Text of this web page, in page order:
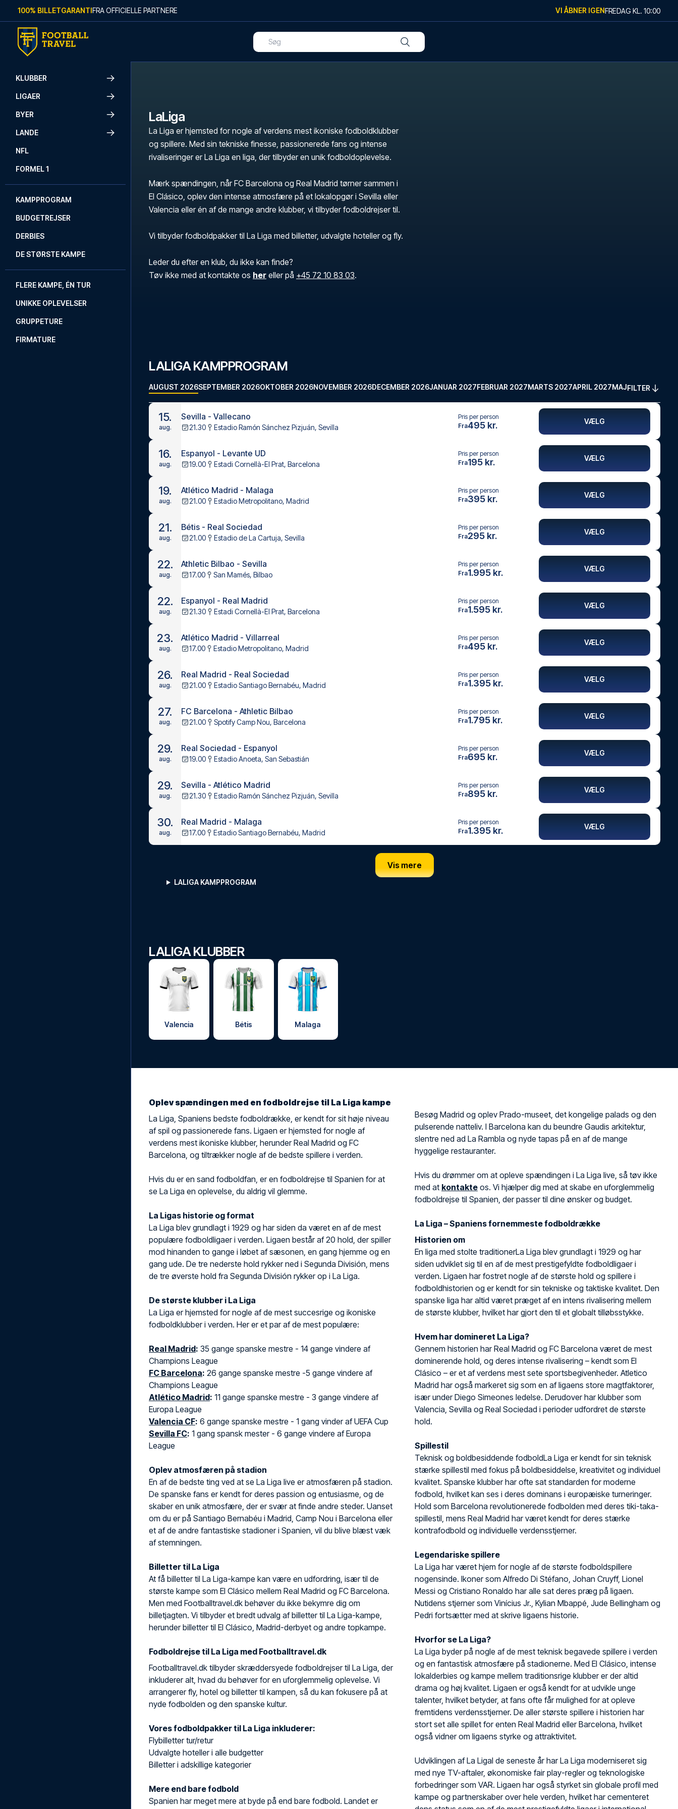
Skip to content
100% BILLETGARANTIFRA OFFICIELLE PARTNERE VI ÅBNER IGENFREDAG KL. 10:00
KLUBBER
LIGAER
BYER
LANDE
NFL
FORMEL 1
KAMPPROGRAM
BUDGETREJSER
DERBIES
DE STØRSTE KAMPE
FLERE KAMPE, ÉN TUR
UNIKKE OPLEVELSER
GRUPPETURE
FIRMATURE
LaLiga
La Liga er hjemsted for nogle af verdens mest ikoniske fodboldklubber
og spillere. Med sin tekniske finesse, passionerede fans og intense
rivaliseringer er La Liga en liga, der tilbyder en unik fodboldoplevelse.
Mærk spændingen, når FC Barcelona og Real Madrid tørner sammen i
El Clásico, oplev den intense atmosfære på et lokalopgør i Sevilla eller
Valencia eller én af de mange andre klubber, vi tilbyder fodboldrejser til.
Vi tilbyder fodboldpakker til La Liga med billetter, udvalgte hoteller og fly.
Leder du efter en klub, du ikke kan finde?
Tøv ikke med at kontakte os her eller på +45 72 10 83 03.
LALIGA KAMPPROGRAM
AUGUST 2026SEPTEMBER 2026OKTOBER 2026NOVEMBER 2026DECEMBER 2026JANUAR 2027FEBRUAR 2027MARTS 2027APRIL 2027MAJ 2027
FILTER
15.
aug.
Sevilla - Vallecano
21.30 Estadio Ramón Sánchez Pizjuán, Sevilla
Pris per person
Fra495 kr. VÆLG
16.
aug.
Espanyol - Levante UD
19.00 Estadi Cornellà-El Prat, Barcelona
Pris per person
Fra195 kr. VÆLG
19.
aug.
Atlético Madrid - Malaga
21.00 Estadio Metropolitano, Madrid
Pris per person
Fra395 kr. VÆLG
21.
aug.
Bétis - Real Sociedad
21.00 Estadio de La Cartuja, Sevilla
Pris per person
Fra295 kr. VÆLG
22.
aug.
Athletic Bilbao - Sevilla
17.00 San Mamés, Bilbao
Pris per person
Fra1.995 kr. VÆLG
22.
aug.
Espanyol - Real Madrid
21.30 Estadi Cornellà-El Prat, Barcelona
Pris per person
Fra1.595 kr. VÆLG
23.
aug.
Atlético Madrid - Villarreal
17.00 Estadio Metropolitano, Madrid
Pris per person
Fra495 kr. VÆLG
26.
aug.
Real Madrid - Real Sociedad
21.00 Estadio Santiago Bernabéu, Madrid
Pris per person
Fra1.395 kr. VÆLG
27.
aug.
FC Barcelona - Athletic Bilbao
21.00 Spotify Camp Nou, Barcelona
Pris per person
Fra1.795 kr. VÆLG
29.
aug.
Real Sociedad - Espanyol
19.00 Estadio Anoeta, San Sebastián
Pris per person
Fra695 kr. VÆLG
29.
aug.
Sevilla - Atlético Madrid
21.30 Estadio Ramón Sánchez Pizjuán, Sevilla
Pris per person
Fra895 kr. VÆLG
30.
aug.
Real Madrid - Malaga
17.00 Estadio Santiago Bernabéu, Madrid
Pris per person
Fra1.395 kr. VÆLG
Vis mere
LALIGA KAMPPROGRAM
LALIGA KLUBBER
Valencia Bétis Malaga
Oplev spændingen med en fodboldrejse til La Liga kampe
La Liga, Spaniens bedste fodboldrække, er kendt for sit høje niveau
af spil og passionerede fans. Ligaen er hjemsted for nogle af
verdens mest ikoniske klubber, herunder Real Madrid og FC
Barcelona, og tiltrækker nogle af de bedste spillere i verden.
Hvis du er en sand fodboldfan, er en fodboldrejse til Spanien for at
se La Liga en oplevelse, du aldrig vil glemme.
La Ligas historie og format
La Liga blev grundlagt i 1929 og har siden da været en af de mest
populære fodboldligaer i verden. Ligaen består af 20 hold, der spiller
mod hinanden to gange i løbet af sæsonen, en gang hjemme og en
gang ude. De tre nederste hold rykker ned i Segunda División, mens
de tre øverste hold fra Segunda División rykker op i La Liga.
De største klubber i La Liga
La Liga er hjemsted for nogle af de mest succesrige og ikoniske
fodboldklubber i verden. Her er et par af de mest populære:
Real Madrid: 35 gange spanske mestre - 14 gange vindere af
Champions League
FC Barcelona: 26 gange spanske mestre -5 gange vindere af
Champions League
Atlético Madrid: 11 gange spanske mestre - 3 gange vindere af
Europa League
Valencia CF: 6 gange spanske mestre - 1 gang vinder af UEFA Cup
Sevilla FC: 1 gang spansk mester - 6 gange vindere af Europa
League
Oplev atmosfæren på stadion
En af de bedste ting ved at se La Liga live er atmosfæren på stadion.
De spanske fans er kendt for deres passion og entusiasme, og de
skaber en unik atmosfære, der er svær at finde andre steder. Uanset
om du er på Santiago Bernabéu i Madrid, Camp Nou i Barcelona eller
et af de andre fantastiske stadioner i Spanien, vil du blive blæst væk
af stemningen.
Billetter til La Liga
At få billetter til La Liga-kampe kan være en udfordring, især til de
største kampe som El Clásico mellem Real Madrid og FC Barcelona.
Men med Footballtravel.dk behøver du ikke bekymre dig om
billetjagten. Vi tilbyder et bredt udvalg af billetter til La Liga-kampe,
herunder billetter til El Clásico, Madrid-derbyet og andre topkampe.
Fodboldrejse til La Liga med Footballtravel.dk
Footballtravel.dk tilbyder skræddersyede fodboldrejser til La Liga, der
inkluderer alt, hvad du behøver for en uforglemmelig oplevelse. Vi
arrangerer fly, hotel og billetter til kampen, så du kan fokusere på at
nyde fodbolden og den spanske kultur.
Vores fodboldpakker til La Liga inkluderer:
Flybilletter tur/retur
Udvalgte hoteller i alle budgetter
Billetter i adskillige kategorier
Mere end bare fodbold
Spanien har meget mere at byde på end bare fodbold. Landet er
Besøg Madrid og oplev Prado-museet, det kongelige palads og den
pulserende natteliv. I Barcelona kan du beundre Gaudis arkitektur,
slentre ned ad La Rambla og nyde tapas på en af de mange
hyggelige restauranter.
Hvis du drømmer om at opleve spændingen i La Liga live, så tøv ikke
med at kontakte os. Vi hjælper dig med at skabe en uforglemmelig
fodboldrejse til Spanien, der passer til dine ønsker og budget.
La Liga – Spaniens fornemmeste fodboldrække
Historien om
En liga med stolte traditionerLa Liga blev grundlagt i 1929 og har
siden udviklet sig til en af de mest prestigefyldte fodboldligaer i
verden. Ligaen har fostret nogle af de største hold og spillere i
fodboldhistorien og er kendt for sin tekniske og taktiske kvalitet. Den
spanske liga har altid været præget af en intens rivalisering mellem
de største klubber, hvilket har gjort den til et globalt tilløbsstykke.
Hvem har domineret La Liga?
Gennem historien har Real Madrid og FC Barcelona været de mest
dominerende hold, og deres intense rivalisering – kendt som El
Clásico – er et af verdens mest sete sportsbegivenheder. Atletico
Madrid har også markeret sig som en af ligaens store magtfaktorer,
især under Diego Simeones ledelse. Derudover har klubber som
Valencia, Sevilla og Real Sociedad i perioder udfordret de største
hold.
Spillestil
Teknisk og boldbesiddende fodboldLa Liga er kendt for sin teknisk
stærke spillestil med fokus på boldbesiddelse, kreativitet og individuel
kvalitet. Spanske klubber har ofte sat standarden for moderne
fodbold, hvilket kan ses i deres dominans i europæiske turneringer.
Hold som Barcelona revolutionerede fodbolden med deres tiki-taka-
spillestil, mens Real Madrid har været kendt for deres stærke
kontrafodbold og individuelle verdensstjerner.
Legendariske spillere
La Liga har været hjem for nogle af de største fodboldspillere
nogensinde. Ikoner som Alfredo Di Stéfano, Johan Cruyff, Lionel
Messi og Cristiano Ronaldo har alle sat deres præg på ligaen.
Nutidens stjerner som Vinícius Jr., Kylian Mbappé, Jude Bellingham og
Pedri fortsætter med at skrive ligaens historie.
Hvorfor se La Liga?
La Liga byder på nogle af de mest teknisk begavede spillere i verden
og en fantastisk atmosfære på stadionerne. Med El Clásico, intense
lokalderbies og kampe mellem traditionsrige klubber er der altid
drama og høj kvalitet. Ligaen er også kendt for at udvikle unge
talenter, hvilket betyder, at fans ofte får mulighed for at opleve
fremtidens verdensstjerner. De aller største spillere i historien har
stort set alle spillet for enten Real Madrid eller Barcelona, hvilket
også vidner om ligaens styrke og attraktivitet.
Udviklingen af La LigaI de seneste år har La Liga moderniseret sig
med nye TV-aftaler, økonomiske fair play-regler og teknologiske
forbedringer som VAR. Ligaen har også styrket sin globale profil med
kampe og partnerskaber over hele verden, hvilket har cementeret